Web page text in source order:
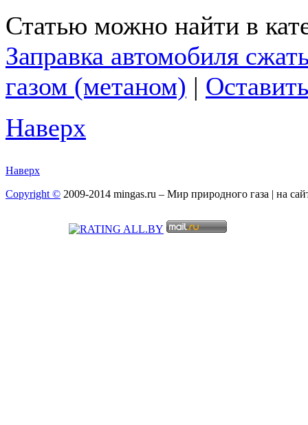
Статью можно найти в
Заправка автомобиля
газом (метаном) |
Наверх
Наверх
Copyright © 2009-2014 mingas.ru – Мир природного газа | на